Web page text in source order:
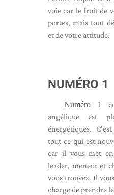
voie car le fruit de
portes, mais tout
et de votre attitude.
NUMÉRO 1
Numéro 1
angélique est
énergétiques.
tout ce qui est
car il vous met
leader, meneur et
vous trouvez. Il
charge de prendre